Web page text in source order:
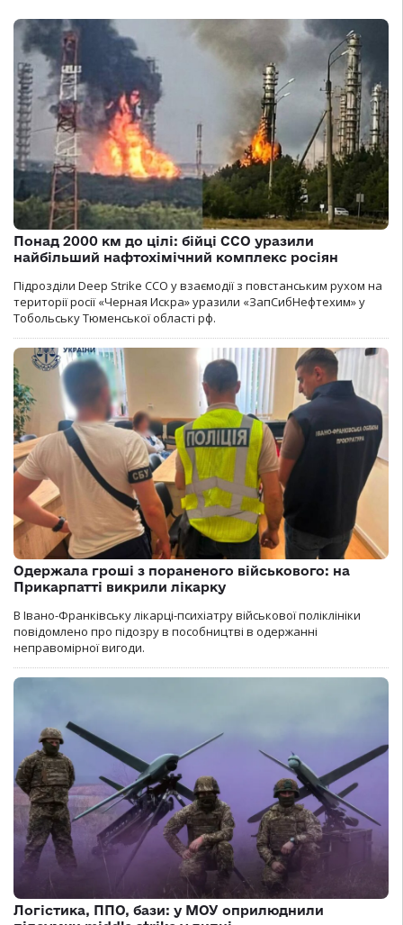
Понад 2000 км до цілі: бійці ССО уразили
найбільший нафтохімічний комплекс росіян
Підрозділи Deep Strike ССО у взаємодії з повстанським рухом на
території росії «Черная Искра» уразили «ЗапСибНефтехим» у
Тобольську Тюменської області рф.
Одержала гроші з пораненого військового: на
Прикарпатті викрили лікарку
В Івано-Франківську лікарці-психіатру військової поліклініки
повідомлено про підозру в пособництві в одержанні
неправомірної вигоди.
Логістика, ППО, бази: у МОУ оприлюднили